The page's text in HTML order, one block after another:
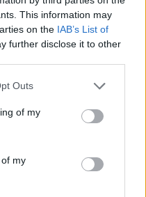
This information may
on the IAB’s List of
further disclose it to other
Outs
of my
my szabadulhatnak
a